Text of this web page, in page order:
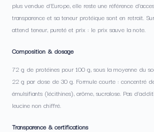
plus vendue d’Europe, elle reste une référence
transparence et sa teneur protéique sont en retrait.
attend teneur, pureté et prix : le prix sauve la note.
Composition & dosage
72 g de protéines pour 100 g, sous la moyenne du
22 g par dose de 30 g. Formule courte : concentré
émulsifiants (lécithines), arôme, sucralose. Pas
leucine non chiffré.
Transparence & certifications